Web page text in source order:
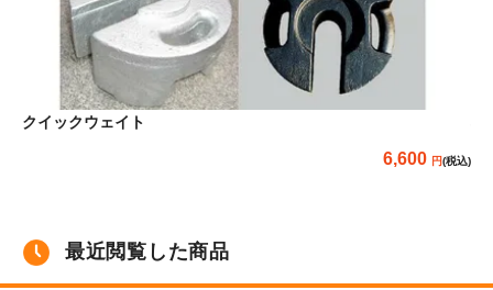
クイックウェイト
6,600 (税込)
最近閲覧した商品